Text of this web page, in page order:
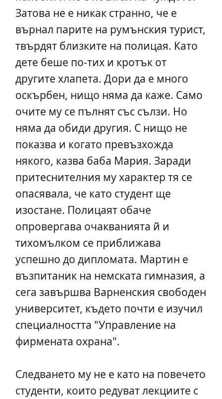
Затова не е никак странно, че е
върнал парите на румънския турист,
твърдят близките на полицая. Като
дете беше по-тих и кротък от
другите хлапета. Дори да е много
оскърбен, нищо няма да каже. Само
очите му се пълнят със сълзи. Но
няма да обиди другия. С нищо не
показва и когато превъзхожда
някого, казва баба Мария. Заради
притеснителния му характер тя се
опасявала, че като студент ще
изостане. Полицаят обаче
опровергава очакванията й и
тихомълком се приближава
успешно до дипломата. Мартин е
възпитаник на немската гимназия, а
сега завършва Варненския свободен
университет, където почти е изучил
специалността "Управление на
фирмената охрана".
Следването му не е като на повечето
студенти, които редуват лекциите с